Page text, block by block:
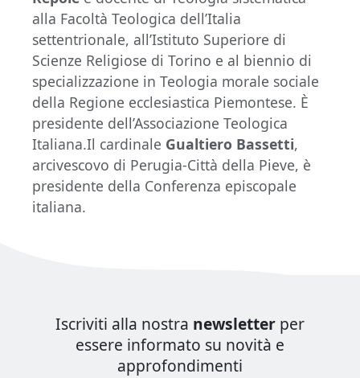
alla Facoltà Teologica dell’Italia
settentrionale, all’Istituto Superiore di
Scienze Religiose di Torino e al biennio di
specializzazione in Teologia morale sociale
della Regione ecclesiastica Piemontese. È
presidente dell’Associazione Teologica
Italiana.Il cardinale Gualtiero Bassetti,
arcivescovo di Perugia-Città della Pieve, è
presidente della Conferenza episcopale
italiana.
Iscriviti alla nostra newsletter per
essere informato su novità e
approfondimenti